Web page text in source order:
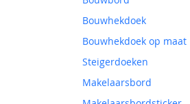
Bouwhekdoek
Bouwhekdoek op maat
Steigerdoeken
Makelaarsbord